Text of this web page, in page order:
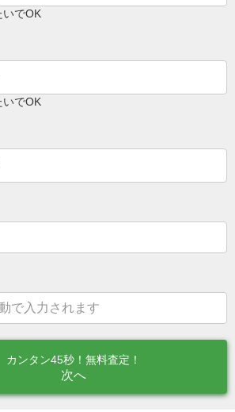
でOK
でOK
カンタン45秒！無料査定！
次へ